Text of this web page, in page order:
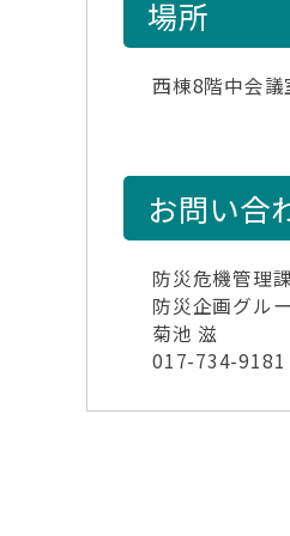
場所
西棟8階中会
お問い合
防災危機管理課
防災企画グル
菊池 滋
017-734-9181